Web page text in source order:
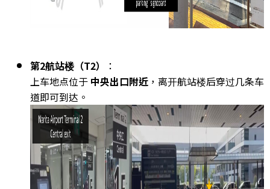
第2航站楼（T2）
：
上车地点位于 中央出口附近 ，离开航站楼后穿过几条车
道即可到达。